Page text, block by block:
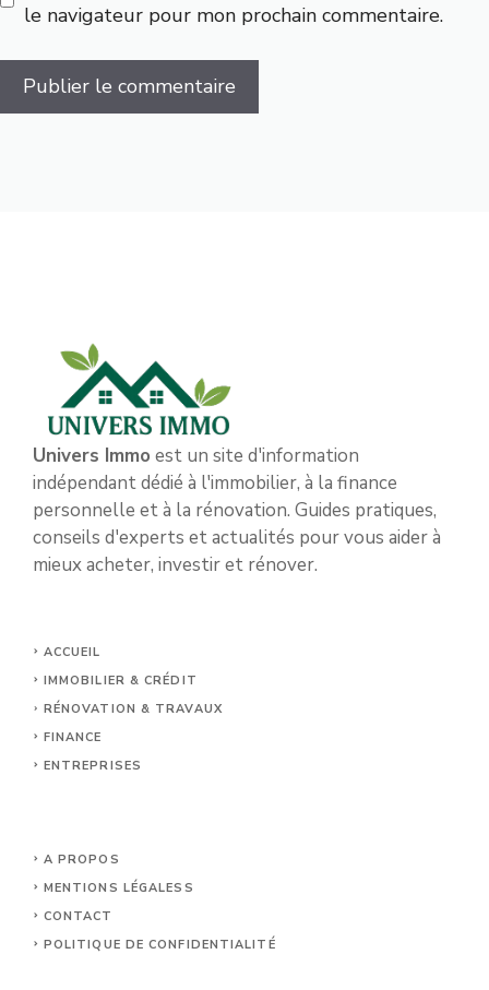
le navigateur pour mon prochain commentaire.
Univers Immo est un site d'information
indépendant dédié à l'immobilier, à la finance
personnelle et à la rénovation. Guides pratiques,
conseils d'experts et actualités pour vous aider à
mieux acheter, investir et rénover.
ACCUEIL
IMMOBILIER & CRÉDIT
RÉNOVATION & TRAVAUX
FINANCE
ENTREPRISES
A PROPOS
MENTIONS LÉGALES S
CONTACT
POLITIQUE DE CONFIDENTIALITÉ